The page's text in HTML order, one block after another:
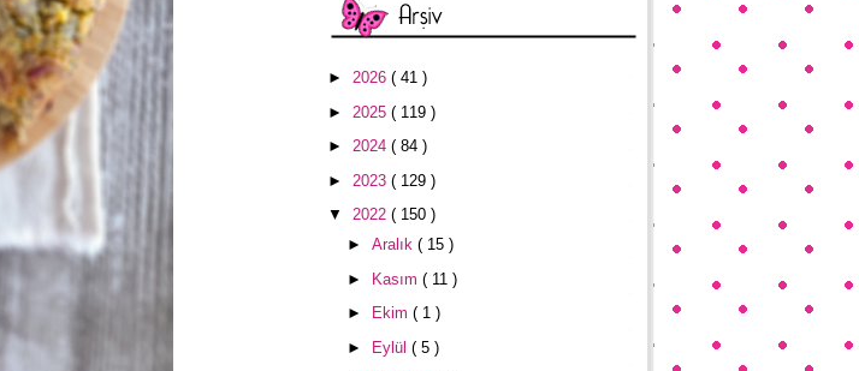
► 2026 ( 41 )
► 2025 ( 119 )
► 2024 ( 84 )
► 2023 ( 129 )
▼ 2022 ( 150 )
► Aralık ( 15 )
►
Kasım ( 11 )
►
Ekim ( 1 )
►
Eylül ( 5 )